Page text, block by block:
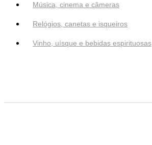
Música, cinema e câmeras
Relógios, canetas e isqueiros
Vinho, uísque e bebidas espirituosas